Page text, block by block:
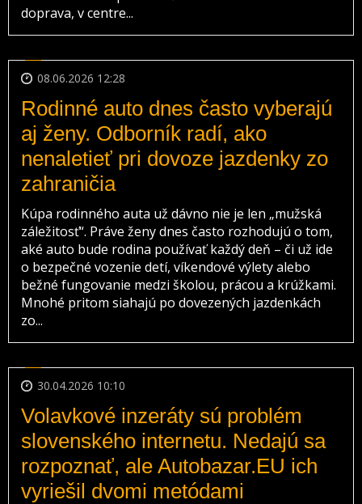
doprava, v centre...
08.06.2026 12:28
Rodinné auto dnes často vyberajú
aj ženy. Odborník radí, ako
nenaletieť pri dovoze jazdenky zo
zahraničia
Kúpa rodinného auta už dávno nie je len „mužská
záležitosť“. Práve ženy dnes často rozhodujú o tom,
aké auto bude rodina používať každý deň – či už ide
o bezpečné vozenie detí, víkendové výlety alebo
bežné fungovanie medzi školou, prácou a krúžkami.
Mnohé pritom siahajú po dovezených jazdenkách
zo...
30.04.2026 10:10
Volavkové inzeráty sú problém
slovenského internetu. Nedajú sa
rozpoznať, ale Autobazar.EU ich
vyriešil dvomi metódami